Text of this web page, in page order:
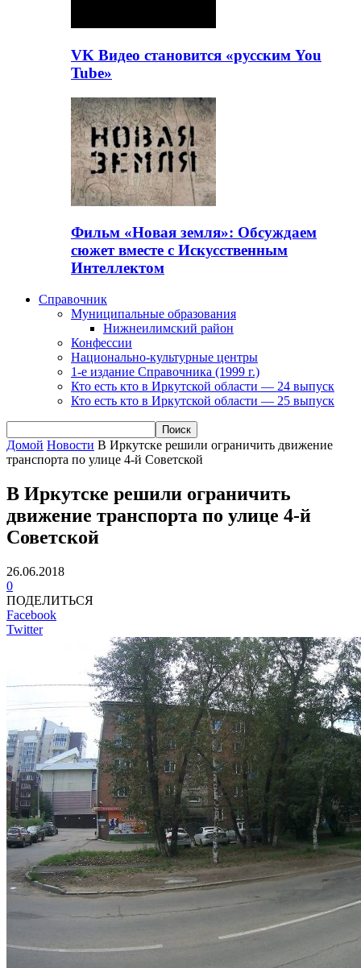
VK Видео становится «русским You
Tube»
Фильм «Новая земля»: Обсуждаем
сюжет вместе с Искусственным
Интеллектом
Справочник
Муниципальные образования
Нижнеилимский район
Конфессии
Национально-культурные центры
1-е издание Справочника (1999 г.)
Кто есть кто в Иркутской области — 24 выпуск
Кто есть кто в Иркутской области — 25 выпуск
Домой Новости В Иркутске решили ограничить движение
транспорта по улице 4-й Советской
В Иркутске решили ограничить
движение транспорта по улице 4-й
Советской
26.06.2018
0
ПОДЕЛИТЬСЯ
Facebook
Twitter